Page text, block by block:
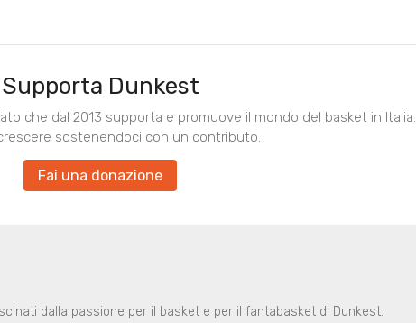
Supporta Dunkest
che dal 2013 supporta e promuove il mondo del basket in Italia.
sostenendoci con un contributo.
Fai una donazione
dalla passione per il basket e per il fantabasket di Dunkest.